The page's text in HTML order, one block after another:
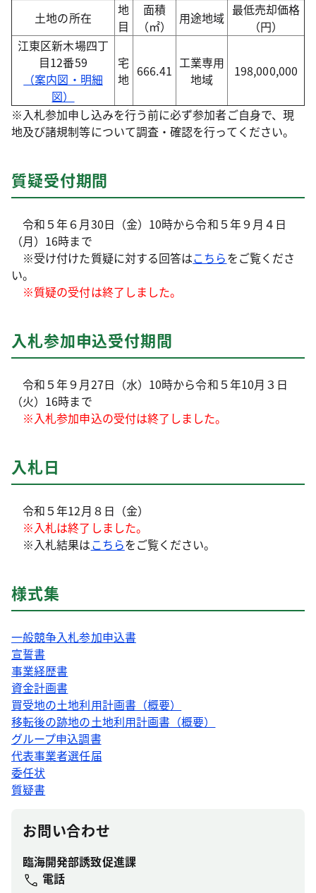
土地の所在
地
目
面積
（㎡）
用途地域 最低売却価格
（円）
江東区新木場四丁
目12番59
（案内図・明細
図）
宅
地 666.41 工業専用
地域
198,000,000
※入札参加申し込みを行う前に必ず参加者ご自身で、現
地及び諸規制等について調査・確認を行ってください。
質疑受付期間
令和５年６月30日（金）10時から令和５年９月４日
（月）16時まで
※受け付けた質疑に対する回答はこちらをご覧くださ
い。
※質疑の受付は終了しました。
入札参加申込受付期間
令和５年９月27日（水）10時から令和５年10月３日
（火）16時まで
※入札参加申込の受付は終了しました。
入札日
令和５年12月８日（金）
※入札は終了しました。
※入札結果はこちらをご覧ください。
様式集
一般競争入札参加申込書
宣誓書
事業経歴書
資金計画書
買受地の土地利用計画書（概要）
移転後の跡地の土地利用計画書（概要）
グループ申込調書
代表事業者選任届
委任状
質疑書
お問い合わせ
臨海開発部誘致促進課
電話